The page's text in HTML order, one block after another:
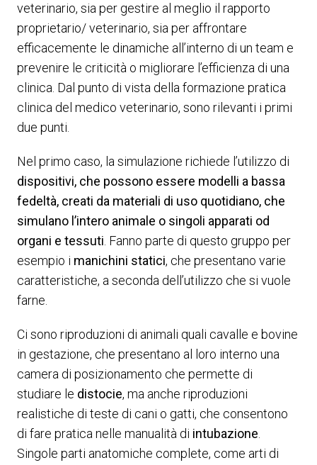
veterinario, sia per gestire al meglio il rapporto
proprietario/ veterinario, sia per affrontare
efficacemente le dinamiche all’interno di un team e
prevenire le criticità o migliorare l’efficienza di una
clinica. Dal punto di vista della formazione pratica
clinica del medico veterinario, sono rilevanti i primi
due punti.
Nel primo caso, la simulazione richiede l’utilizzo di
dispositivi, che possono essere modelli a bassa
fedeltà, creati da materiali di uso quotidiano, che
simulano l’intero animale o singoli apparati od
organi e tessuti. Fanno parte di questo gruppo per
esempio i manichini statici, che presentano varie
caratteristiche, a seconda dell’utilizzo che si vuole
farne.
Ci sono riproduzioni di animali quali cavalle e bovine
in gestazione, che presentano al loro interno una
camera di posizionamento che permette di
studiare le distocie, ma anche riproduzioni
realistiche di teste di cani o gatti, che consentono
di fare pratica nelle manualità di intubazione.
Singole parti anatomiche complete, come arti di